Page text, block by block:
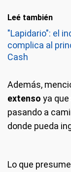
Leé también
"Lapidario": el
complica al
Cash
Además,
extenso ya
pasando a
donde pueda
Lo que